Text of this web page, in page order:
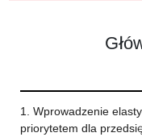
1. Wprowadzenie
priorytetem dla